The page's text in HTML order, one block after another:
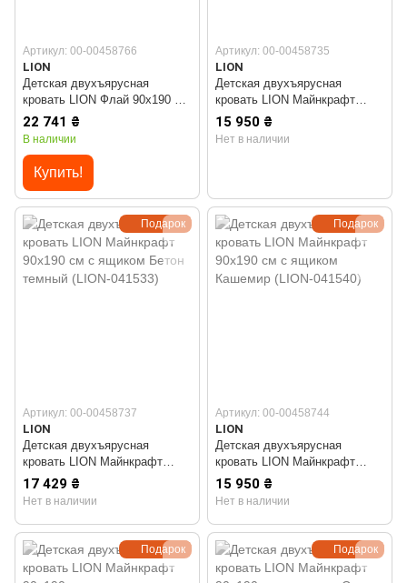
Артикул: 00-00458766
LION
Детская двухъярусная
кровать LION Флай 90х190 см
со встроенным столом Дуб
Аппалачи/Лили-95 (LION-
22 741 ₴
В наличии
Купить!
Артикул: 00-00458735
LION
Детская двухъярусная
кровать LION Майнкрафт
90х190 см с ящиком Антрацит
(LION-041530) ТОП
15 950 ₴
Нет в наличии
Подарок
Артикул: 00-00458737
LION
Детская двухъярусная
кровать LION Майнкрафт
90х190 см с ящиком Бетон
темный (LION-041533)
17 429 ₴
Нет в наличии
Подарок
Артикул: 00-00458744
LION
Детская двухъярусная
кровать LION Майнкрафт
90х190 см с ящиком Кашемир
(LION-041540)
15 950 ₴
Нет в наличии
Подарок Подарок